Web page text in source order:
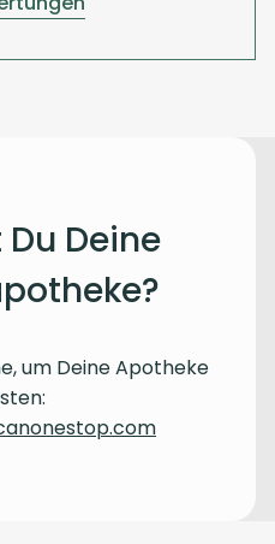
Deine
um Deine Apotheke